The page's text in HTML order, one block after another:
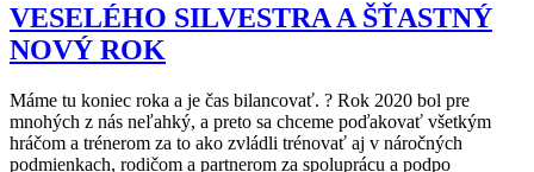
VESELÉHO SILVESTRA A ŠŤASTNÝ
NOVÝ ROK
Máme tu koniec roka a je čas bilancovať. ? Rok 2020 bol pre
mnohých z nás neľahký, a preto sa chceme poďakovať všetkým
hráčom a trénerom za to ako zvládli trénovať aj v náročných
podmienkach, rodičom a partnerom za spoluprácu a podpo